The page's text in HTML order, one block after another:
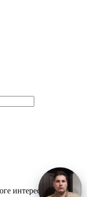
интересующий